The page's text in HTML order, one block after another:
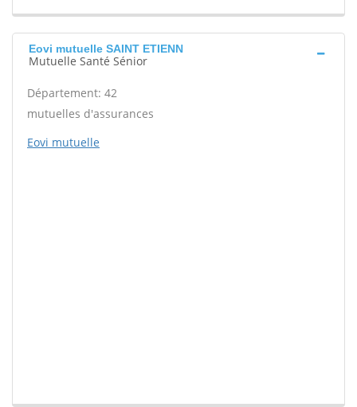
Eovi mutuelle SAINT ETIENN
Mutuelle Santé Sénior
Département: 42
mutuelles d'assurances
Eovi mutuelle